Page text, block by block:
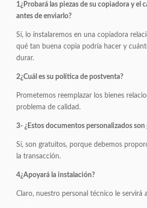
1¿Probará las piezas de su copiadora y el
antes de enviarlo?
Sí, lo instalaremos en una copiadora
qué tan buena copia podría hacer y
durar.
2¿Cuál es su política de postventa?
Prometemos reemplazar los bienes
problema de calidad.
3- ¿Estos documentos personalizados son
Sí, son gratuitos, porque debemos
la transacción.
4¿Apoyará la instalación?
Claro, nuestro personal técnico le servirá